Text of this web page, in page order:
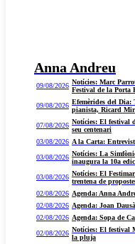
Anna Andreu
09/08/2026 Notícies: Marc
Festival de la Porta
09/08/2026 Efemèrides del
pianista, Ricard
07/08/2026 Notícies: El festival
seu centenari
03/08/2026 A la Carta:
03/08/2026 Notícies: La
inaugura la 10a
03/08/2026 Notícies: El
trentena de
02/08/2026 Agenda: Anna
02/08/2026 Agenda: Joan Dausà
02/08/2026 Agenda: Sopa de
02/08/2026 Notícies: El festival
la pluja